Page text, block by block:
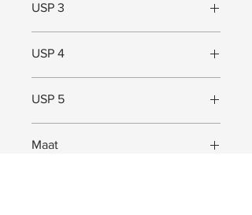
USP 3
USP 4
USP 5
Maat